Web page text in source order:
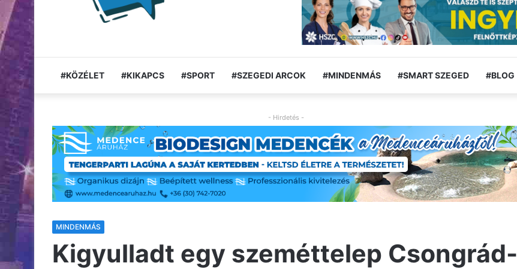
#KÖZÉLET #KIKAPCS #SPORT #SZEGEDI ARCOK #MINDENMÁS #SMART SZEGED #BLOG
- Hirdetés -
MINDENMÁS
Kigyulladt egy szeméttelep Csongrád-